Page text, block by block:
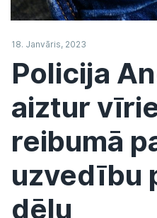
18. Janvāris, 2023
Policija
aiztur
reibumā
uzvedību
dēlu